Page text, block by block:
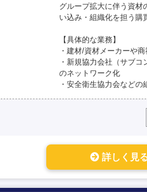
グループ拡大に伴う資材
い込み・組織化を担う購
【具体的な業務】
・建材/資材メーカーや
・新規協力会社（サブ
のネットワーク化
・安全衛生協力会など
詳しく見